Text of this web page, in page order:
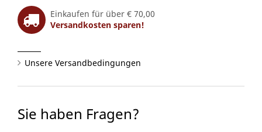
Einkaufen für über € 70,00
Versandkosten sparen!
Unsere Versandbedingungen
Sie haben Fragen?